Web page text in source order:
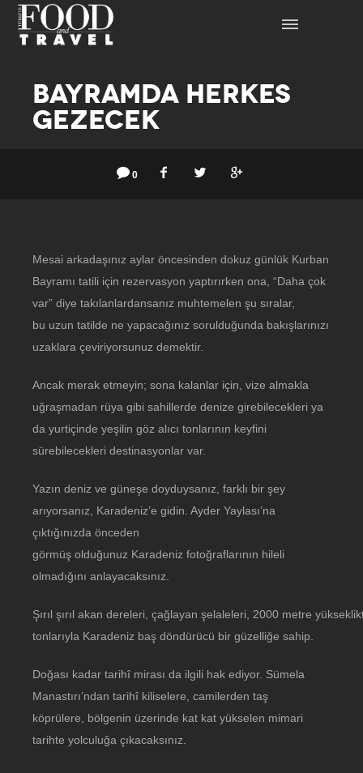
BAYRAMDA HERKES
GEZECEK
0
Mesai arkadaşınız aylar öncesinden dokuz günlük Kurban
Bayramı tatili için rezervasyon yaptırırken ona, “Daha çok
var” diye takılanlardansanız muhtemelen şu sıralar,
bu uzun tatilde ne yapacağınız sorulduğunda bakışlarınızı
uzaklara çeviriyorsunuz demektir.
Ancak merak etmeyin; sona kalanlar için, vize almakla
uğraşmadan rüya gibi sahillerde denize girebilecekleri ya
da yurtiçinde yeşilin göz alıcı tonlarının keyfini
sürebilecekleri destinasyonlar var.
Yazın deniz ve güneşe doyduysanız, farklı bir şey
arıyorsanız, Karadeniz’e gidin. Ayder Yaylası’na
çıktığınızda önceden
görmüş olduğunuz Karadeniz fotoğraflarının hileli
olmadığını anlayacaksınız.
Şırıl şırıl akan dereleri, çağlayan şelaleleri, 2000 metre
tonlarıyla Karadeniz baş döndürücü bir güzelliğe sahip.
Doğası kadar tarihî mirası da ilgili hak ediyor. Sümela
Manastırı’ndan tarihî kiliselere, camilerden taş
köprülere, bölgenin üzerinde kat kat yükselen mimari
tarihte yolculuğa çıkacaksınız.